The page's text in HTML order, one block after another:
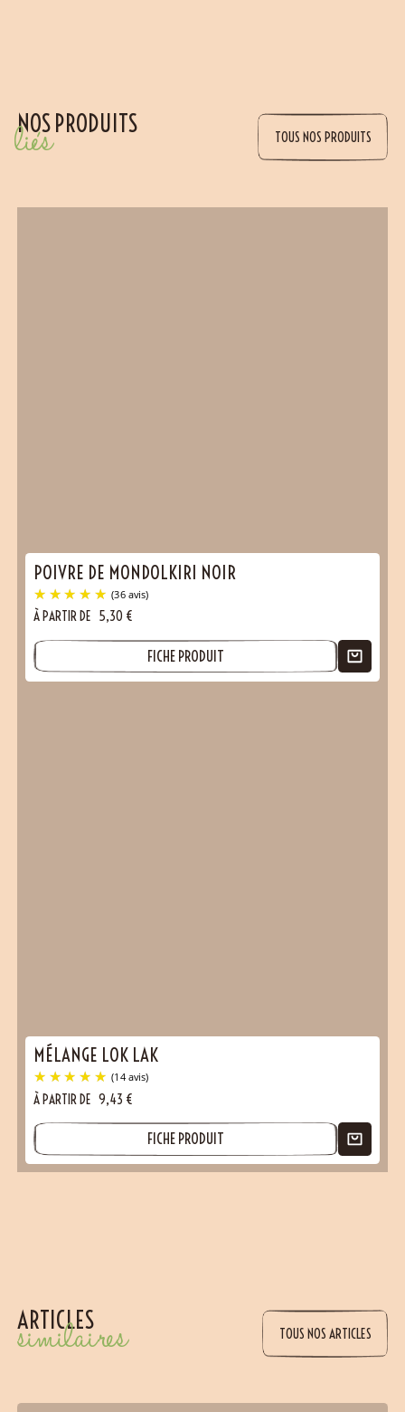
NOS PRODUITS
liés TOUS NOS PRODUITS
POIVRE DE MONDOLKIRI NOIR
À PARTIR DE 5,30 €
FICHE PRODUIT
MÉLANGE LOK LAK
À PARTIR DE 9,43 €
FICHE PRODUIT
ARTICLES
similaires TOUS NOS ARTICLES